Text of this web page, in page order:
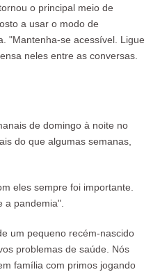
tornou o principal meio de
a usar o modo de
"Mantenha-se acessível. Ligue
neles entre as conversas.
de domingo à noite no
do que algumas semanas,
eles sempre foi importante.
a pandemia".
um pequeno recém-nascido
problemas de saúde. Nós
família com primos jogando